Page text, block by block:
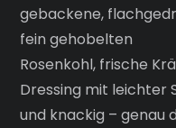
gebackene,
fein gehobelten
Rosenkohl, frische
Dressing mit leichter
und knackig – genau